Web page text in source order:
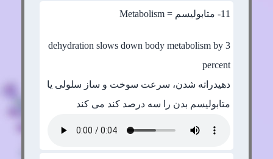
11- متابولیسم = Metabolism
dehydration slows down body metabolism by 3
percent
دهیدراته شدن، سرعت سوخت و ساز سلولی یا
متابولیسم بدن را سه درصد کند می کند